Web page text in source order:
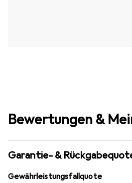
Bewertungen &
Garantie- &
Gewährleistungsfallquote